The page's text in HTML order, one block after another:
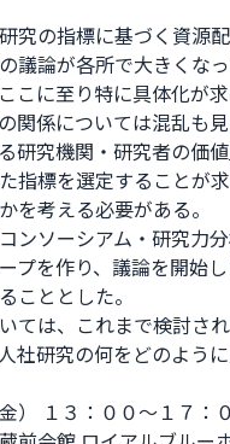
究の指標に基づく資源
議論が各所で大きくな
こに至り特に具体化が
関係については混乱も
研究機関・研究者の価
指標を選定することが
を考える必要がある。
ンソーシアム・研究力
プを作り、議論を開始
こととした。
ては、これまで検討さ
社研究の何をどのよう
） １３：００～１７：